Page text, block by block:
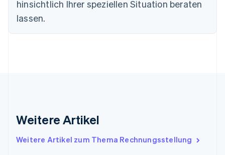
hinsichtlich Ihrer speziellen Situation beraten
lassen.
Weitere Artikel
Weitere Artikel zum Thema Rechnungsstellung
Finnland
Frankreich
FrançaisEnglish
English
Italien
Italiano English